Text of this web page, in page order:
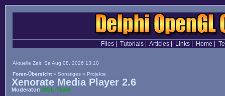
Files| Tutorials| Articles| Links| Home
Aktuelle Zeit: Sa Aug 08, 2026 13:10
Foren-Übersicht » Sonstiges » Projekte
Xenorate Media Player 2.6
Moderator: DGL-Team